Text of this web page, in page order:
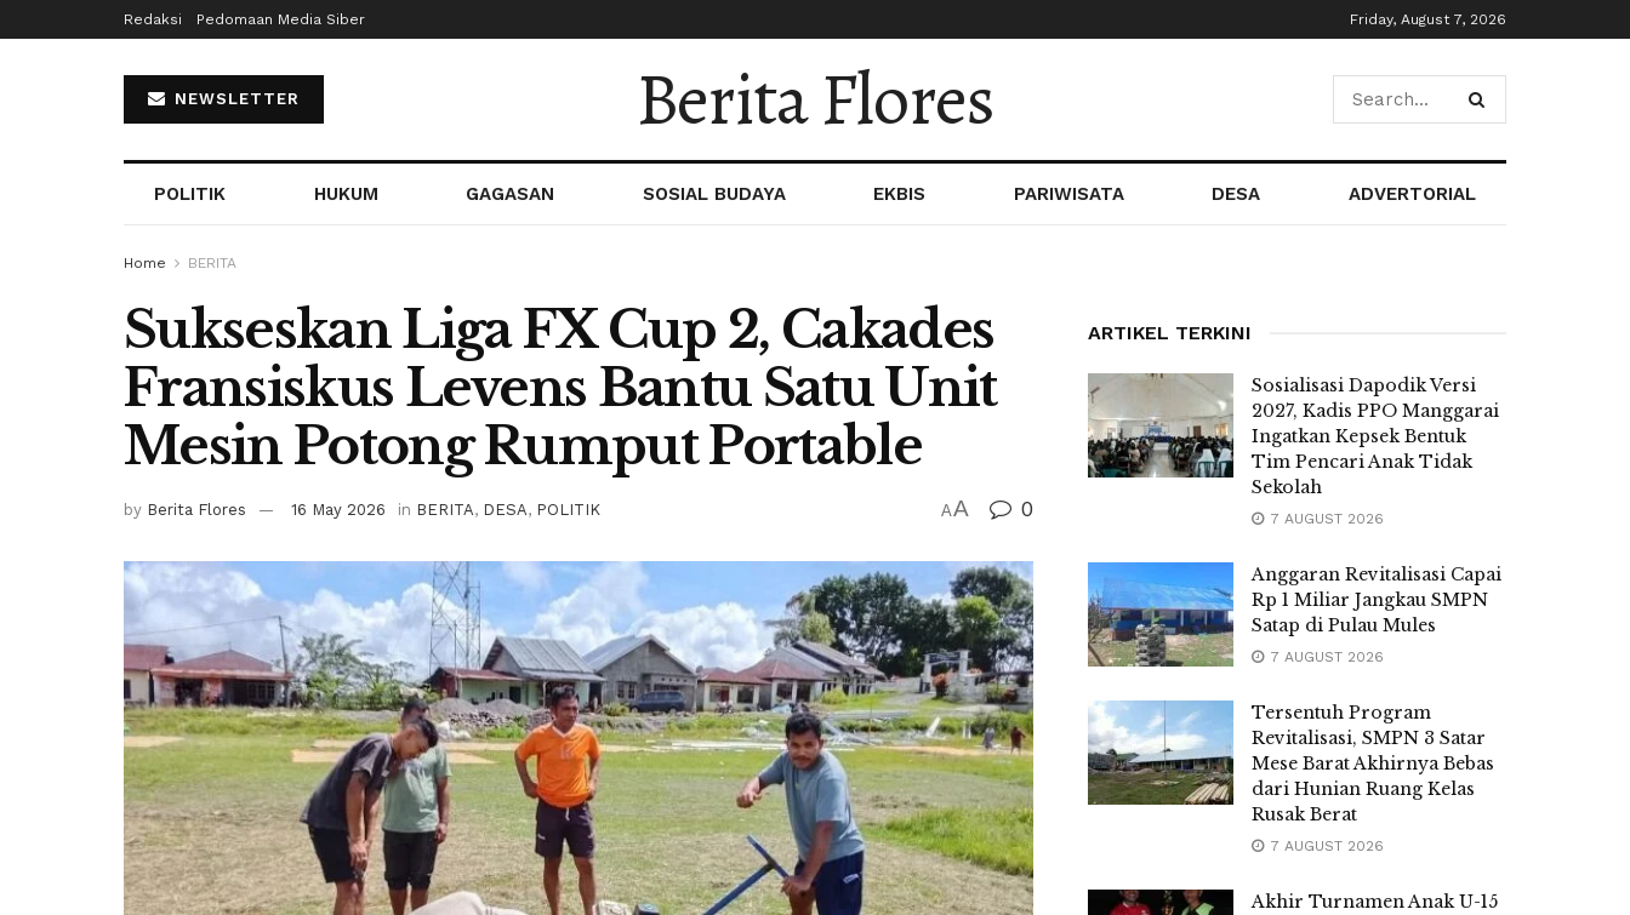
Redaksi Pedomaan Media Siber Friday, August 7, 2026
NEWSLETTER Berita Flores
POLITIK HUKUM GAGASAN SOSIAL BUDAYA EKBIS PARIWISATA DESA ADVERTORIAL
Home BERITA
Sukseskan Liga FX Cup 2, Cakades
Fransiskus Levens Bantu Satu Unit
Mesin Potong Rumput Portable
by Berita Flores 16 May 2026 in BERITA, DESA, POLITIK AA 0
ARTIKEL TERKINI
Sosialisasi Dapodik Versi
2027, Kadis PPO Manggarai
Ingatkan Kepsek Bentuk
Tim Pencari Anak Tidak
Sekolah
7 AUGUST 2026
Anggaran Revitalisasi Capai
Rp 1 Miliar Jangkau SMPN
Satap di Pulau Mules
7 AUGUST 2026
Tersentuh Program
Revitalisasi, SMPN 3 Satar
Mese Barat Akhirnya Bebas
dari Hunian Ruang Kelas
Rusak Berat
7 AUGUST 2026
Akhir Turnamen Anak U-15